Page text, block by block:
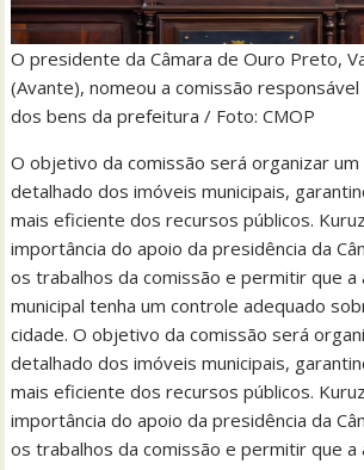
O presidente da Câmara de Ouro Preto,
(Avante), nomeou a comissão
dos bens da prefeitura / Foto: CMOP
O objetivo da comissão será organizar
detalhado dos imóveis municipais,
mais eficiente dos recursos públicos.
importância do apoio da presidência da
os trabalhos da comissão e permitir que a
municipal tenha um controle adequado
cidade. O objetivo da comissão será
detalhado dos imóveis municipais,
mais eficiente dos recursos públicos.
importância do apoio da presidência da
os trabalhos da comissão e permitir que a